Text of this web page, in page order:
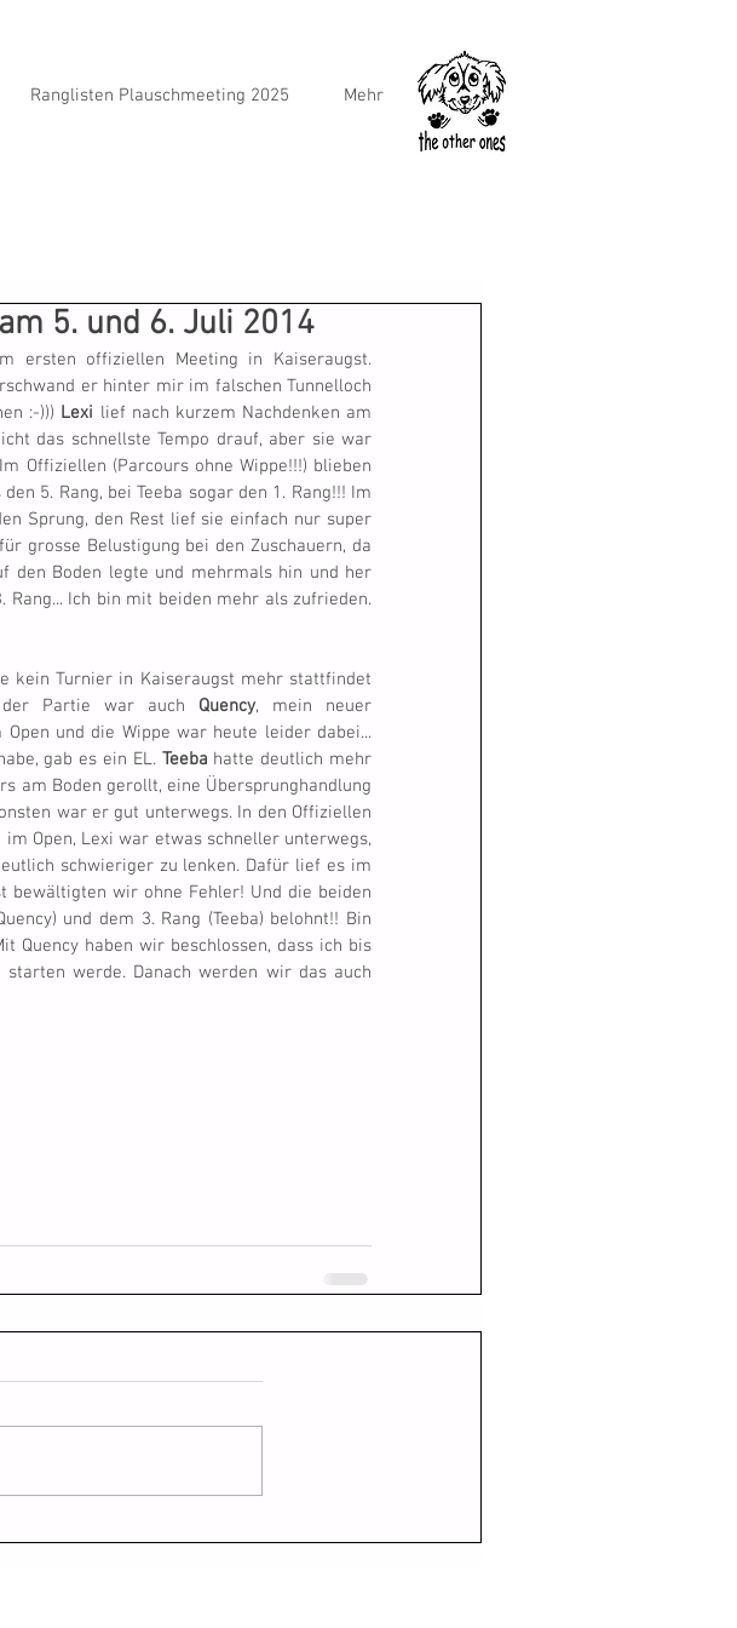
Ranglisten Plauschmeeting 2025 Mehr
5. und 6. Juli 2014
ersten offiziellen Meeting in Kaiseraugst.
er hinter mir im falschen Tunnelloch
:-))) Lexi lief nach kurzem Nachdenken am
das schnellste Tempo drauf, aber sie war
Offiziellen (Parcours ohne Wippe!!!) blieben
5. Rang, bei Teeba sogar den 1. Rang!!! Im
Sprung, den Rest lief sie einfach nur super
grosse Belustigung bei den Zuschauern, da
den Boden legte und mehrmals hin und her
Rang... Ich bin mit beiden mehr als zufrieden.
kein Turnier in Kaiseraugst mehr stattfindet
Partie war auch Quency, mein neuer
gab es ein EL. Teeba hatte deutlich mehr
am Boden gerollt, eine Übersprunghandlung
war er gut unterwegs. In den Offiziellen
Open, Lexi war etwas schneller unterwegs,
schwieriger zu lenken. Dafür lief es im
bewältigten wir ohne Fehler! Und die beiden
und dem 3. Rang (Teeba) belohnt!! Bin
Quency haben wir beschlossen, dass ich bis
werde. Danach werden wir das auch